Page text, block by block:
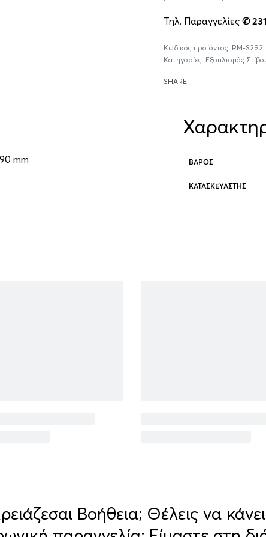
Τηλ. Παραγγελίες ✆
RM-S292
Κατηγορίες: Εξοπλισμός
SHARE
mm ΒΆΡΟΣ
ΚΑΤΑΣΚΕΥΑΣΤΉΣ
Βοήθεια; Θέλεις να